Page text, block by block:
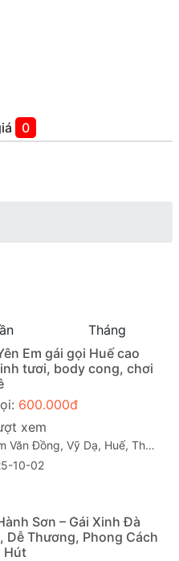
0
Tháng
Em gái gọi Huế cao
tươi, body cong, chơi
600.000đ
xem
Đồng, Vỹ Dạ, Huế, Thừa Thiên Huế
10-02
Sơn – Gái Xinh Đà
Dễ Thương, Phong Cách
Hút